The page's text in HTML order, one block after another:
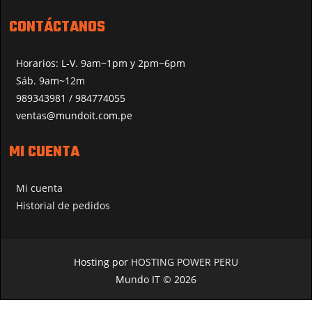
CONTÁCTANOS
Horarios: L-V. 9am~1pm y 2pm~6pm
Sáb. 9am~12m
989343981 / 984774055
ventas@mundoit.com.pe
MI CUENTA
Mi cuenta
Historial de pedidos
Hosting por HOSTING POWER PERU
Mundo IT © 2026